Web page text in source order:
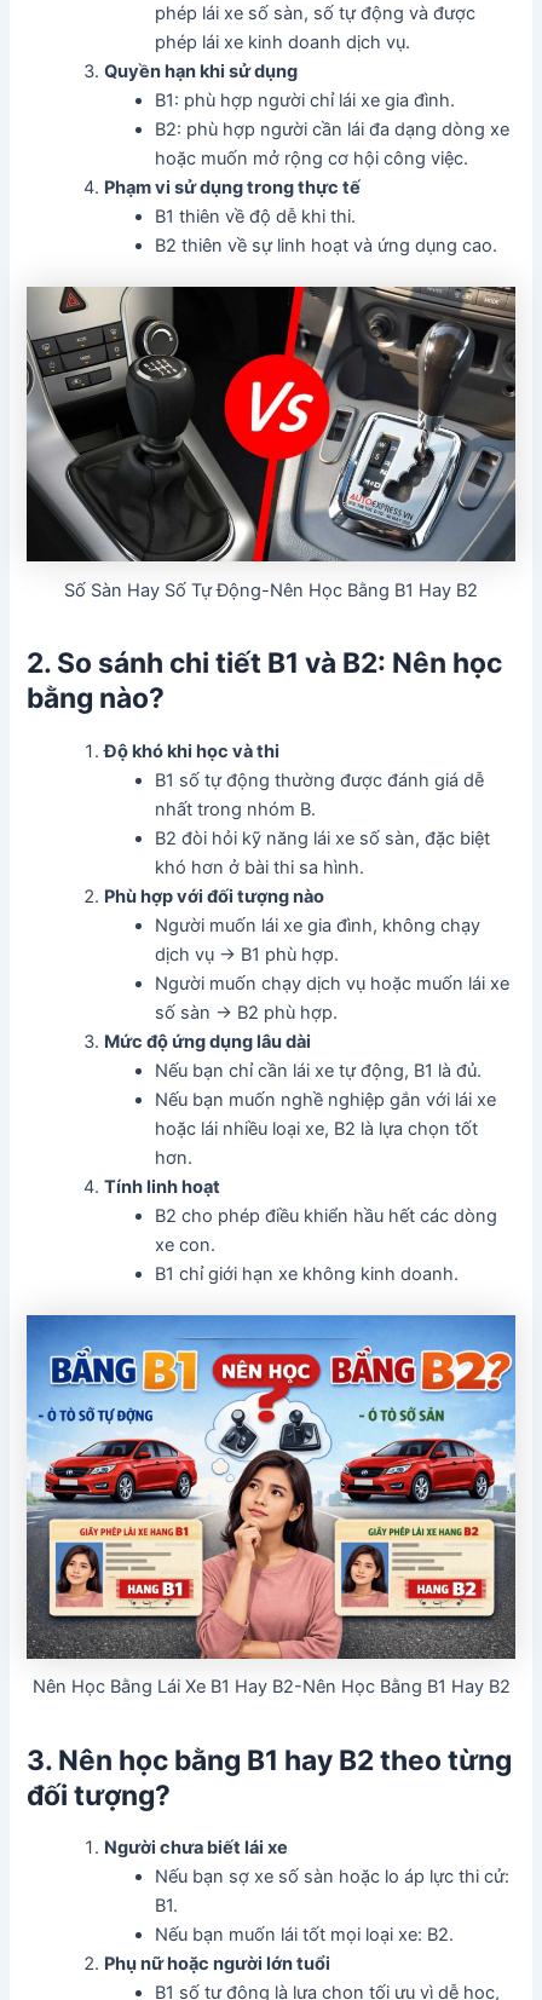
phép lái xe số sàn, số tự động và được
phép lái xe kinh doanh dịch vụ.
Quyền hạn khi sử dụng
B1: phù hợp người chỉ lái xe gia đình.
B2: phù hợp người cần lái đa dạng dòng xe
hoặc muốn mở rộng cơ hội công việc.
Phạm vi sử dụng trong thực tế
B1 thiên về độ dễ khi thi.
B2 thiên về sự linh hoạt và ứng dụng cao.
Số Sàn Hay Số Tự Động-Nên Học Bằng B1 Hay B2
2. So sánh chi tiết B1 và B2: Nên học
bằng nào?
Độ khó khi học và thi
B1 số tự động thường được đánh giá dễ
nhất trong nhóm B.
B2 đòi hỏi kỹ năng lái xe số sàn, đặc biệt
khó hơn ở bài thi sa hình.
Phù hợp với đối tượng nào
Người muốn lái xe gia đình, không chạy
dịch vụ → B1 phù hợp.
Người muốn chạy dịch vụ hoặc muốn lái xe
số sàn → B2 phù hợp.
Mức độ ứng dụng lâu dài
Nếu bạn chỉ cần lái xe tự động, B1 là đủ.
Nếu bạn muốn nghề nghiệp gắn với lái xe
hoặc lái nhiều loại xe, B2 là lựa chọn tốt
hơn.
Tính linh hoạt
B2 cho phép điều khiển hầu hết các dòng
xe con.
B1 chỉ giới hạn xe không kinh doanh.
Nên Học Bằng Lái Xe B1 Hay B2-Nên Học Bằng B1 Hay B2
3. Nên học bằng B1 hay B2 theo từng
đối tượng?
Người chưa biết lái xe
Nếu bạn sợ xe số sàn hoặc lo áp lực thi cử:
B1.
Nếu bạn muốn lái tốt mọi loại xe: B2.
Phụ nữ hoặc người lớn tuổi
B1 số tự động là lựa chọn tối ưu vì dễ học,